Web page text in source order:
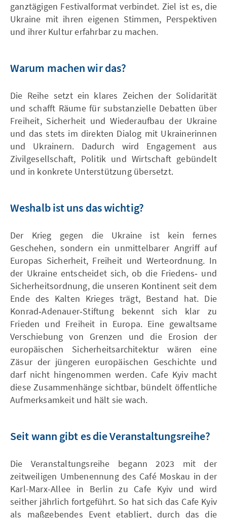
ganztägigen Festivalformat verbindet. Ziel ist es, die
Ukraine mit ihren eigenen Stimmen, Perspektiven
und ihrer Kultur erfahrbar zu machen.
Warum machen wir das?
Die Reihe setzt ein klares Zeichen der Solidarität
und schafft Räume für substanzielle Debatten über
Freiheit, Sicherheit und Wiederaufbau der Ukraine
und das stets im direkten Dialog mit Ukrainerinnen
und Ukrainern. Dadurch wird Engagement aus
Zivilgesellschaft, Politik und Wirtschaft gebündelt
und in konkrete Unterstützung übersetzt.
Weshalb ist uns das wichtig?
Der Krieg gegen die Ukraine ist kein fernes
Geschehen, sondern ein unmittelbarer Angriff auf
Europas Sicherheit, Freiheit und Werteordnung. In
der Ukraine entscheidet sich, ob die Friedens‑ und
Sicherheitsordnung, die unseren Kontinent seit dem
Ende des Kalten Krieges trägt, Bestand hat. Die
Konrad‑Adenauer‑Stiftung bekennt sich klar zu
Frieden und Freiheit in Europa. Eine gewaltsame
Verschiebung von Grenzen und die Erosion der
europäischen Sicherheitsarchitektur wären eine
Zäsur der jüngeren europäischen Geschichte und
darf nicht hingenommen werden. Cafe Kyiv macht
diese Zusammenhänge sichtbar, bündelt öffentliche
Aufmerksamkeit und hält sie wach.
Seit wann gibt es die Veranstaltungsreihe?
Die Veranstaltungsreihe begann 2023 mit der
zeitweiligen Umbenennung des Café Moskau in der
Karl-Marx-Allee in Berlin zu Cafe Kyiv und wird
seither jährlich fortgeführt. So hat sich das Cafe Kyiv
als maßgebendes Event etabliert, durch das die